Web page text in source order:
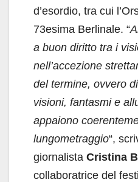
d’esordio, tra cui
73esima Berlinale. “
a buon diritto tra i
nell’accezione
del termine, ovvero
visioni, fantasmi e
appaiono
lungometraggio“,
giornalista Cristina
collaboratrice del